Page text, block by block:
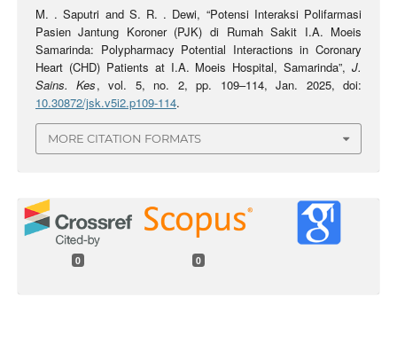
M. . Saputri and S. R. . Dewi, “Potensi Interaksi Polifarmasi
Pasien Jantung Koroner (PJK) di Rumah Sakit I.A. Moeis
Samarinda: Polypharmacy Potential Interactions in Coronary
Heart (CHD) Patients at I.A. Moeis Hospital, Samarinda”,J.
Sains. Kes, vol. 5, no. 2, pp. 109–114, Jan. 2025, doi:
10.30872/jsk.v5i2.p109-114.
MORE CITATION FORMATS
0 0